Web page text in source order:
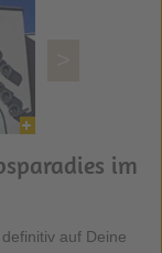
im
auf Deine